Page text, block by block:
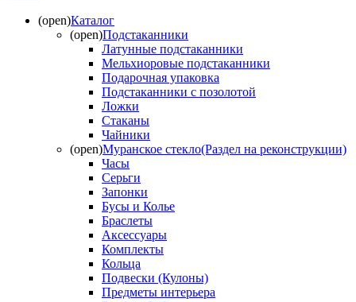
(open)Каталог
(open)Подстаканники
Латунные подстаканники
Мельхиоровые подстаканники
Подарочная упаковка
Подстаканники с позолотой
Ложки
Стаканы
Чайники
(open)Муранское стекло(Раздел на реконструкции)
Часы
Серьги
Запонки
Бусы и Колье
Браслеты
Аксессуары
Комплекты
Кольца
Подвески (Кулоны)
Предметы интерьера